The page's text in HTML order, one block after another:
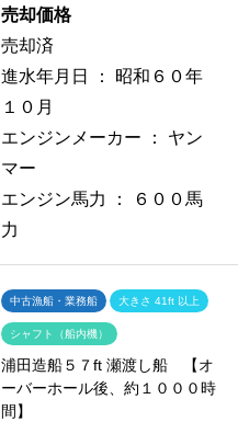
売却価格
売却済
進水年月日 ： 昭和６０年
１０月
エンジンメーカー ： ヤン
マー
エンジン馬力 ：
６００馬
力
中古漁船・業務船 大きさ 41ft 以上
シャフト（船内機）
浦田造船５７ft 瀬渡し船 【オ
ーバーホール後、約１０００時
間】